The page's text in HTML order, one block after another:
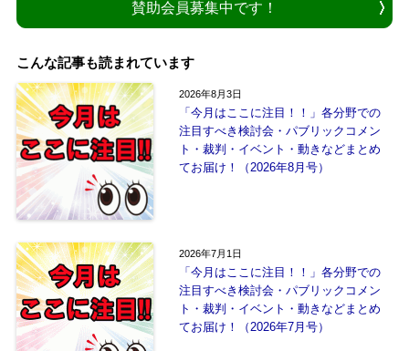
賛助会員募集中です！
こんな記事も読まれています
2026年8月3日
「今月はここに注目！！」各分野での
注目すべき検討会・パブリックコメン
ト・裁判・イベント・動きなどまとめ
てお届け！（2026年8月号）
2026年7月1日
「今月はここに注目！！」各分野での
注目すべき検討会・パブリックコメン
ト・裁判・イベント・動きなどまとめ
てお届け！（2026年7月号）